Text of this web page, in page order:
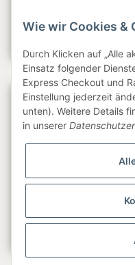
Gesetzliche
Wie wir Cookies &
Durch Klicken auf „Alle
Einsatz folgender
Express Checkout und
Einstellung jederzeit
unten). Weitere Details
in unserer